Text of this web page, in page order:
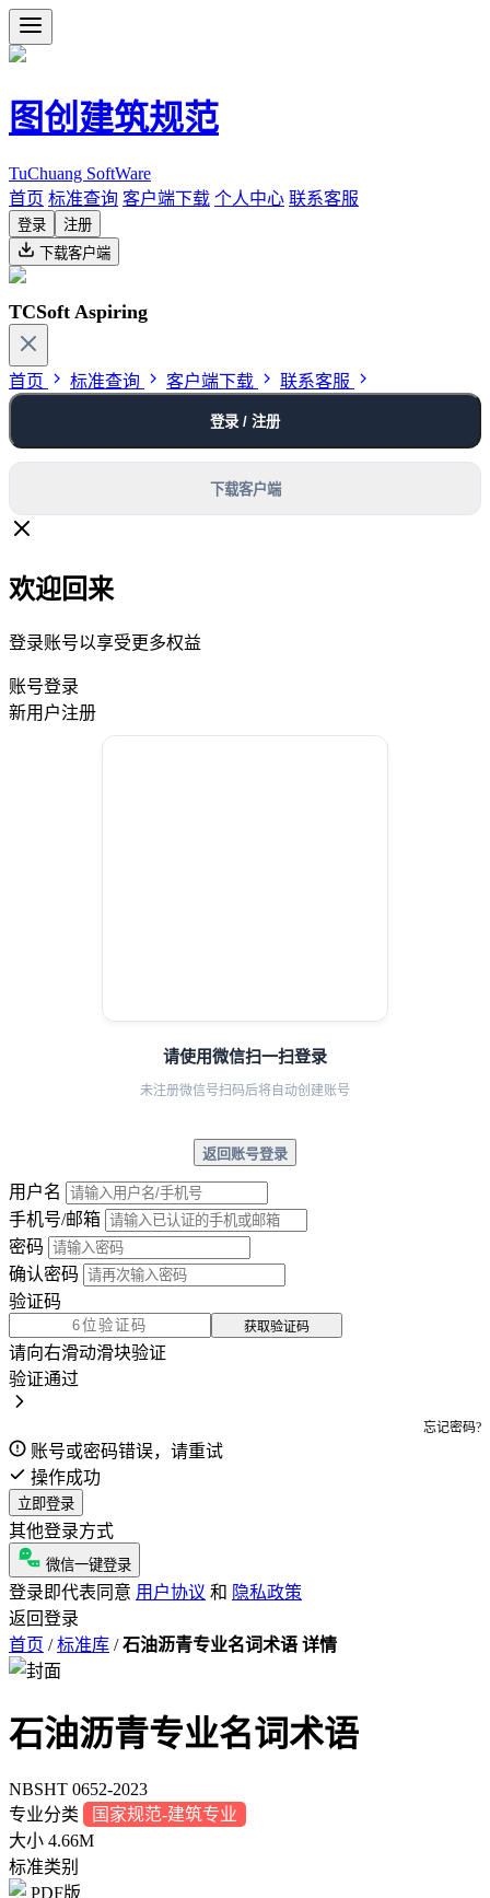
图创建筑规范
TuChuang SoftWare
首页 标准查询 客户端下载 个人中心 联系客服
登录
注册
下载客户端
TCSoft Aspiring
首页 标准查询 客户端下载 联系客服
登录 / 注册
下载客户端
欢迎回来
登录账号以享受更多权益
账号登录
新用户注册
请使用微信扫一扫登录
未注册微信号扫码后将自动创建账号
返回账号登录
用户名
手机号/邮箱
密码
确认密码
验证码
获取验证码
请向右滑动滑块验证
验证通过
忘记密码?
账号或密码错误，请重试
操作成功
立即登录
其他登录方式
微信一键登录
登录即代表同意 用户协议 和 隐私政策
返回登录
首页 / 标准库 / 石油沥青专业名词术语 详情
石油沥青专业名词术语
NBSHT 0652-2023
专业分类
国家规范-建筑专业
大小 4.66M
标准类别
PDF版